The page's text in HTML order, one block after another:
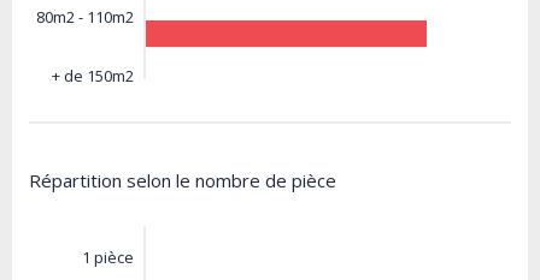
80m2 - 110m2
+ de 150m2
Répartition selon le nombre de pièce
1 pièce